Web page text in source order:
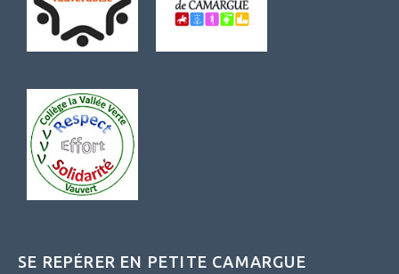
SE REPÉRER EN PETITE CAMARGUE